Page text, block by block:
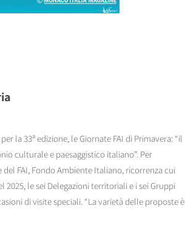
la 33ª edizione, le Giornate FAI di Primavera: “il
culturale e paesaggistico italiano”. Per
FAI, Fondo Ambiente Italiano, ricorrenza cui
le sei Delegazioni territoriali e i sei Gruppi
di visite speciali. “La varietà delle proposte è